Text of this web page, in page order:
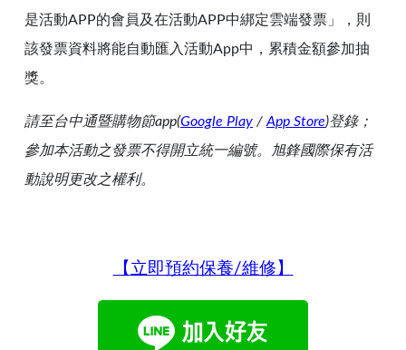
是活動APP的會員及在活動APP中綁定雲端發票」，則
該發票資料將能自動匯入活動App中，累積金額參加抽
獎。
請至台中通暨購物節app(Google Play /App Store)登錄；
參加本活動之發票不得開立統一編號。
旭鋒國際保有活
動說明更改之權利。
【 立即預約保養/維修 】